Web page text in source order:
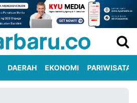
DAERAH EKONOMI PARIWISATA